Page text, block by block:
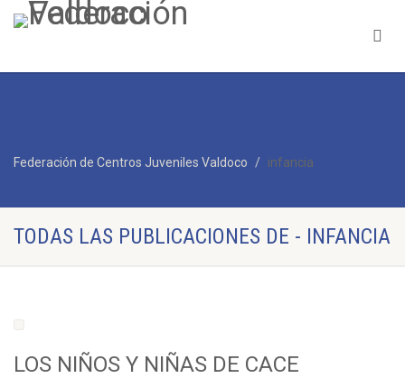
Federación de Centros Juveniles Valdoco infancia
TODAS LAS PUBLICACIONES DE - INFANCIA
LOS NIÑOS Y NIÑAS DE CACE